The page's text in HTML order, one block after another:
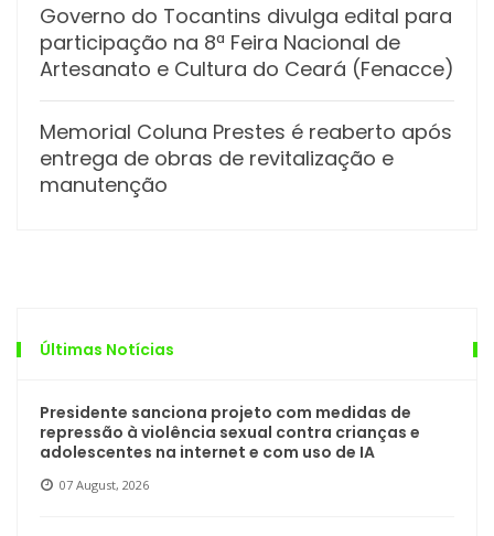
Governo do Tocantins divulga edital para
participação na 8ª Feira Nacional de
Artesanato e Cultura do Ceará (Fenacce)
Memorial Coluna Prestes é reaberto após
entrega de obras de revitalização e
manutenção
Últimas Notícias
Presidente sanciona projeto com medidas de
repressão à violência sexual contra crianças e
adolescentes na internet e com uso de IA
07 August, 2026